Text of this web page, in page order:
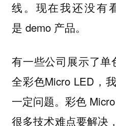
线。现在我还没有
是 demo 产品。
有一些公司展示了单
全彩色Micro LED，
一定问题。彩色
很多技术难点要解决